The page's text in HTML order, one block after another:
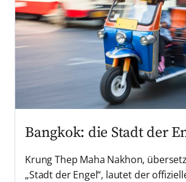
Bangkok: die Stadt der
Krung Thep Maha Nakhon,
„Stadt der Engel“, lautet der